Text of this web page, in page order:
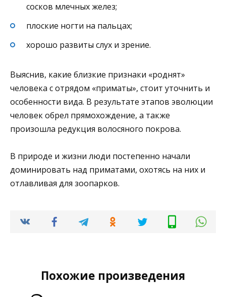
сосков млечных желез;
плоские ногти на пальцах;
хорошо развиты слух и зрение.
Выяснив, какие близкие признаки «роднят»
человека с отрядом «приматы», стоит уточнить и
особенности вида. В результате этапов эволюции
человек обрел прямохождение, а также
произошла редукция волосяного покрова.
В природе и жизни люди постепенно начали
доминировать над приматами, охотясь на них и
отлавливая для зоопарков.
Похожие произведения